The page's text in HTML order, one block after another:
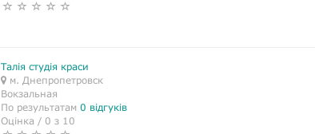
Талія студія краси
м. Днепропетровск
Вокзальная
По результатам 0 відгуків
Оцінка / 0 з 10